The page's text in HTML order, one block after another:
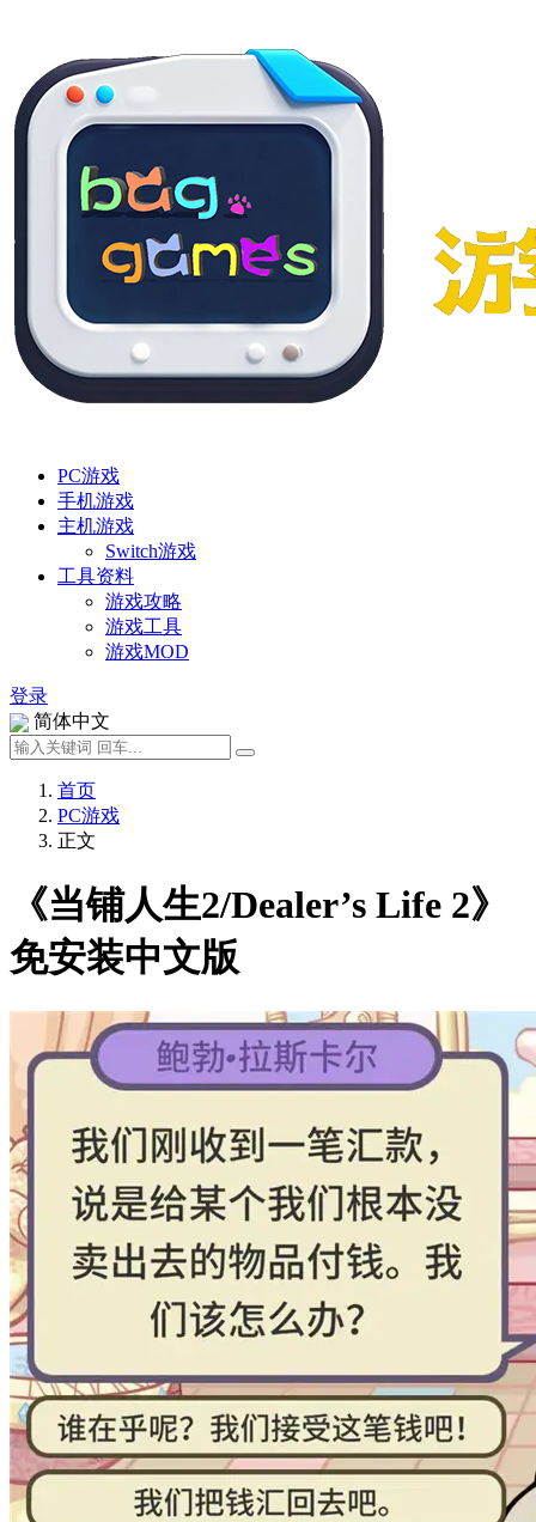
PC游戏
手机游戏
主机游戏
Switch游戏
工具资料
游戏攻略
游戏工具
游戏MOD
登录
简体中文
首页
PC游戏
正文
《当铺人生2/Dealer’s Life 2》
免安装中文版